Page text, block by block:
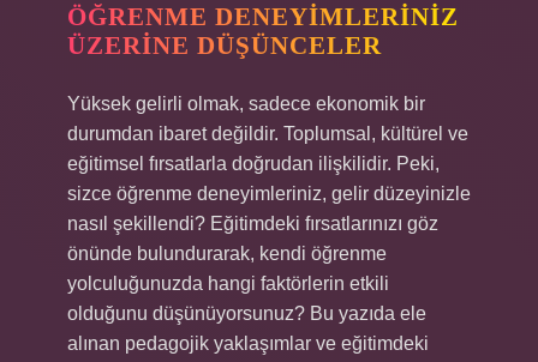
ÖĞRENME DENEYIMLERINIZ
ÜZERINE DÜŞÜNCELER
Yüksek gelirli olmak, sadece ekonomik bir
durumdan ibaret değildir. Toplumsal, kültürel ve
eğitimsel fırsatlarla doğrudan ilişkilidir. Peki,
sizce öğrenme deneyimleriniz, gelir düzeyinizle
nasıl şekillendi? Eğitimdeki fırsatlarınızı göz
önünde bulundurarak, kendi öğrenme
yolculuğunuzda hangi faktörlerin etkili
olduğunu düşünüyorsunuz? Bu yazıda ele
alınan pedagojik yaklaşımlar ve eğitimdeki